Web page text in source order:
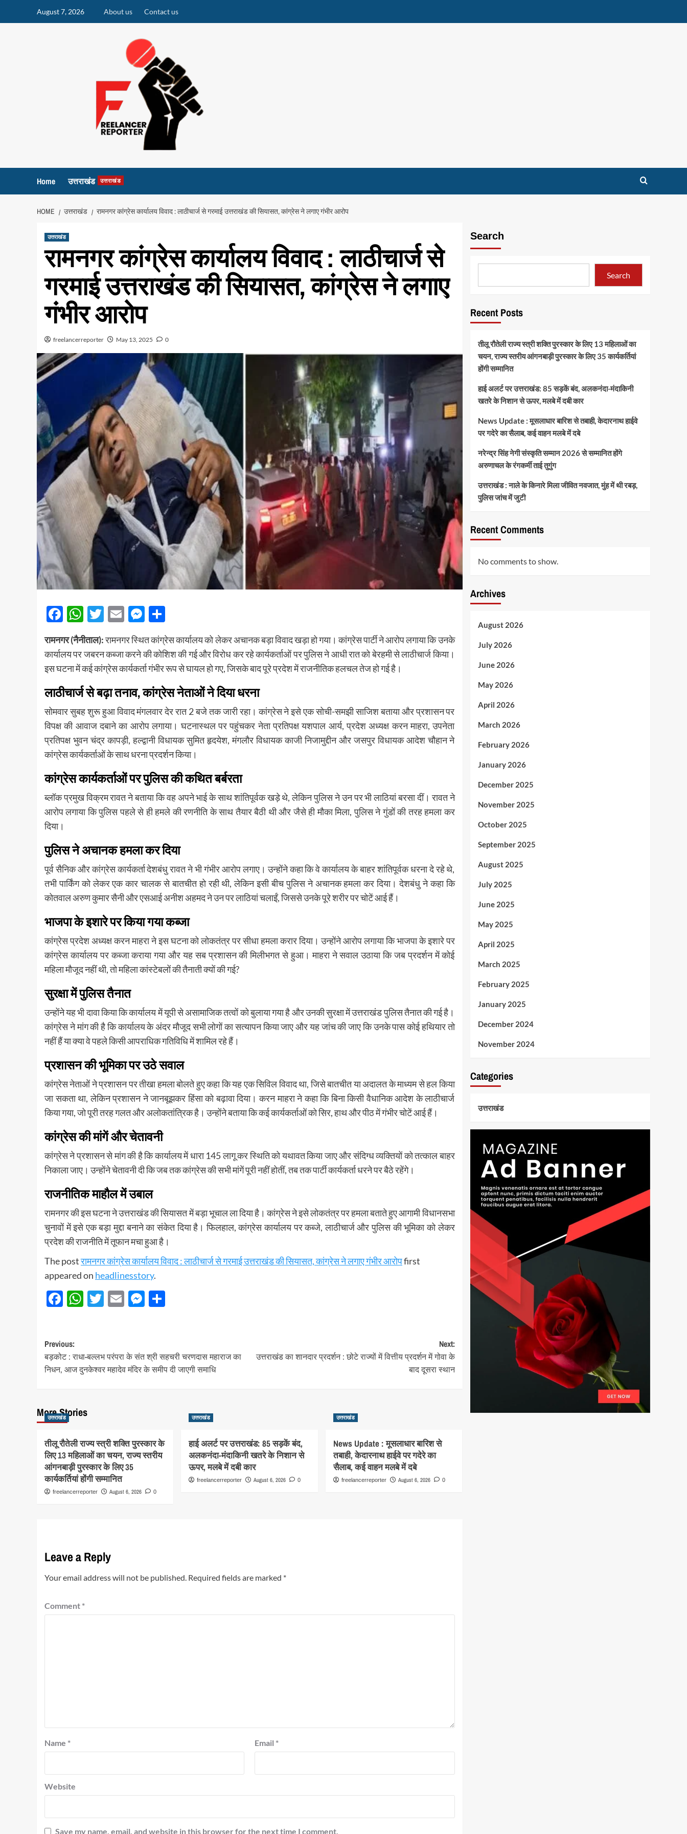
August 7, 2026 About us Contact us
Home उत्तराखंड उत्तराखंड
HOME उत्तराखंड रामनगर कांग्रेस कार्यालय विवाद : लाठीचार्ज से गरमाई उत्तराखंड की सियासत, कांग्रेस ने लगाए गंभीर आरोप
उत्तराखंड
रामनगर कांग्रेस कार्यालय विवाद : लाठीचार्ज से
गरमाई उत्तराखंड की सियासत, कांग्रेस ने लगाए
गंभीर आरोप
freelancerreporter May 13, 2025 0
Facebook
WhatsApp
Twitter
EmailMessenger
रामनगर (नैनीताल):रामनगर स्थित कांग्रेस कार्यालय को लेकर अचानक बड़ा विवाद खड़ा हो गया। कांग्रेस पार्टी ने आरोप लगाया कि उनके
कार्यालय पर जबरन कब्जा करने की कोशिश की गई और विरोध कर रहे कार्यकर्ताओं पर पुलिस ने आधी रात को बेरहमी से लाठीचार्ज किया।
इस घटना में कई कांग्रेस कार्यकर्ता गंभीर रूप से घायल हो गए, जिसके बाद पूरे प्रदेश में राजनीतिक हलचल तेज हो गई है।
लाठीचार्ज से बढ़ा तनाव, कांग्रेस नेताओं ने दिया धरना
सोमवार सुबह शुरू हुआ विवाद मंगलवार देर रात 2 बजे तक जारी रहा। कांग्रेस ने इसे एक सोची-समझी साजिश बताया और प्रशासन पर
विपक्ष की आवाज दबाने का आरोप लगाया। घटनास्थल पर पहुंचकर नेता प्रतिपक्ष यशपाल आर्य, प्रदेश अध्यक्ष करन माहरा, उपनेता
प्रतिपक्ष भुवन चंद्र कापड़ी, हल्द्वानी विधायक सुमित हृदयेश, मंगलौर विधायक काजी निजामुद्दीन और जसपुर विधायक आदेश चौहान ने
कांग्रेस कार्यकर्ताओं के साथ धरना प्रदर्शन किया।
कांग्रेस कार्यकर्ताओं पर पुलिस की कथित बर्बरता
ब्लॉक प्रमुख विक्रम रावत ने बताया कि वह अपने भाई के साथ शांतिपूर्वक खड़े थे, लेकिन पुलिस ने उन पर भी लाठियां बरसा दीं। रावत ने
आरोप लगाया कि पुलिस पहले से ही हमले की रणनीति के साथ तैयार बैठी थी और जैसे ही मौका मिला, पुलिस ने गुंडों की तरह हमला कर
दिया।
पुलिस ने अचानक हमला कर दिया
पूर्व सैनिक और कांग्रेस कार्यकर्ता देशबंधु रावत ने भी गंभीर आरोप लगाए। उन्होंने कहा कि वे कार्यालय के बाहर शांतिपूर्वक धरना दे रहे थे,
तभी पार्किंग को लेकर एक कार चालक से बातचीत हो रही थी, लेकिन इसी बीच पुलिस ने अचानक हमला कर दिया। देशबंधु ने कहा कि
कोतवाल अरुण कुमार सैनी और एसआई अनीश अहमद ने उन पर लाठियां चलाईं, जिससे उनके पूरे शरीर पर चोटें आई हैं।
भाजपा के इशारे पर किया गया कब्जा
कांग्रेस प्रदेश अध्यक्ष करन माहरा ने इस घटना को लोकतंत्र पर सीधा हमला करार दिया। उन्होंने आरोप लगाया कि भाजपा के इशारे पर
कांग्रेस कार्यालय पर कब्जा कराया गया और यह सब प्रशासन की मिलीभगत से हुआ। माहरा ने सवाल उठाया कि जब प्रदर्शन में कोई
महिला मौजूद नहीं थी, तो महिला कांस्टेबलों की तैनाती क्यों की गई?
सुरक्षा में पुलिस तैनात
उन्होंने यह भी दावा किया कि कार्यालय में यूपी से असामाजिक तत्वों को बुलाया गया है और उनकी सुरक्षा में उत्तराखंड पुलिस तैनात की गई है।
कांग्रेस ने मांग की है कि कार्यालय के अंदर मौजूद सभी लोगों का सत्यापन किया जाए और यह जांच की जाए कि उनके पास कोई हथियार तो
नहीं हैं या क्या वे पहले किसी आपराधिक गतिविधि में शामिल रहे हैं।
प्रशासन की भूमिका पर उठे सवाल
कांग्रेस नेताओं ने प्रशासन पर तीखा हमला बोलते हुए कहा कि यह एक सिविल विवाद था, जिसे बातचीत या अदालत के माध्यम से हल किया
जा सकता था, लेकिन प्रशासन ने जानबूझकर हिंसा को बढ़ावा दिया। करन माहरा ने कहा कि बिना किसी वैधानिक आदेश के लाठीचार्ज
किया गया, जो पूरी तरह गलत और अलोकतांत्रिक है। उन्होंने बताया कि कई कार्यकर्ताओं को सिर, हाथ और पीठ में गंभीर चोटें आई हैं।
कांग्रेस की मांगें और चेतावनी
कांग्रेस ने प्रशासन से मांग की है कि कार्यालय में धारा 145 लागू कर स्थिति को यथावत किया जाए और संदिग्ध व्यक्तियों को तत्काल बाहर
निकाला जाए। उन्होंने चेतावनी दी कि जब तक कांग्रेस की सभी मांगें पूरी नहीं होतीं, तब तक पार्टी कार्यकर्ता धरने पर बैठे रहेंगे।
राजनीतिक माहौल में उबाल
रामनगर की इस घटना ने उत्तराखंड की सियासत में बड़ा भूचाल ला दिया है। कांग्रेस ने इसे लोकतंत्र पर हमला बताते हुए आगामी विधानसभा
चुनावों में इसे एक बड़ा मुद्दा बनाने का संकेत दिया है। फिलहाल, कांग्रेस कार्यालय पर कब्जे, लाठीचार्ज और पुलिस की भूमिका को लेकर
प्रदेश की राजनीति में तूफान मचा हुआ है।
The postरामनगर कांग्रेस कार्यालय विवाद : लाठीचार्ज से गरमाई उत्तराखंड की सियासत, कांग्रेस ने लगाए गंभीर आरोपfirst
appeared on headlinesstory.
Facebook
WhatsApp
Twitter
EmailMessenger
Post
navigation
Previous:
बड़कोट : राधा-बल्लभ परंपरा के संत श्री सहचरी चरणदास महाराज का
निधन, आज दुनकेश्वर महादेव मंदिर के समीप दी जाएगी समाधि
Next:
उत्तराखंड का शानदार प्रदर्शन : छोटे राज्यों में वित्तीय प्रदर्शन में गोवा के
बाद दूसरा स्थान
More Stories
उत्तराखंड
तीलू रौतेली राज्य स्त्री शक्ति पुरस्कार के
लिए 13 महिलाओं का चयन, राज्य स्तरीय
आंगनबाड़ी पुरस्कार के लिए 35
कार्यकर्तियां होंगी सम्मानित
freelancerreporter August 6, 2026 0
उत्तराखंड
हाई अलर्ट पर उत्तराखंड: 85 सड़कें बंद,
अलकनंदा-मंदाकिनी खतरे के निशान से
ऊपर, मलबे में दबी कार
freelancerreporter August 6, 2026 0
उत्तराखंड
News Update : मूसलाधार बारिश से
तबाही, केदारनाथ हाईवे पर गदेरे का
सैलाब, कई वाहन मलबे में दबे
freelancerreporter August 6, 2026 0
Leave a Reply
Your email address will not be published. Required fields are marked *
Comment *
Name * Email *
Website
Save my name, email, and website in this browser for the next time I comment.
Search
Search
Recent Posts
तीलू रौतेली राज्य स्त्री शक्ति पुरस्कार के लिए 13 महिलाओं का
चयन, राज्य स्तरीय आंगनबाड़ी पुरस्कार के लिए 35 कार्यकर्तियां
होंगी सम्मानित
हाई अलर्ट पर उत्तराखंड: 85 सड़कें बंद, अलकनंदा-मंदाकिनी
खतरे के निशान से ऊपर, मलबे में दबी कार
News Update : मूसलाधार बारिश से तबाही, केदारनाथ हाईवे
पर गदेरे का सैलाब, कई वाहन मलबे में दबे
नरेन्द्र सिंह नेगी संस्कृति सम्मान 2026 से सम्मानित होंगे
अरुणाचल के रंगकर्मी ताई तुगुंग
उत्तराखंड : नाले के किनारे मिला जीवित नवजात, मुंह में थी रबड़,
पुलिस जांच में जुटी
Recent Comments
No comments to show.
Archives
August 2026
July 2026
June 2026
May 2026
April 2026
March 2026
February 2026
January 2026
December 2025
November 2025
October 2025
September 2025
August 2025
July 2025
June 2025
May 2025
April 2025
March 2025
February 2025
January 2025
December 2024
November 2024
Categories
उत्तराखंड